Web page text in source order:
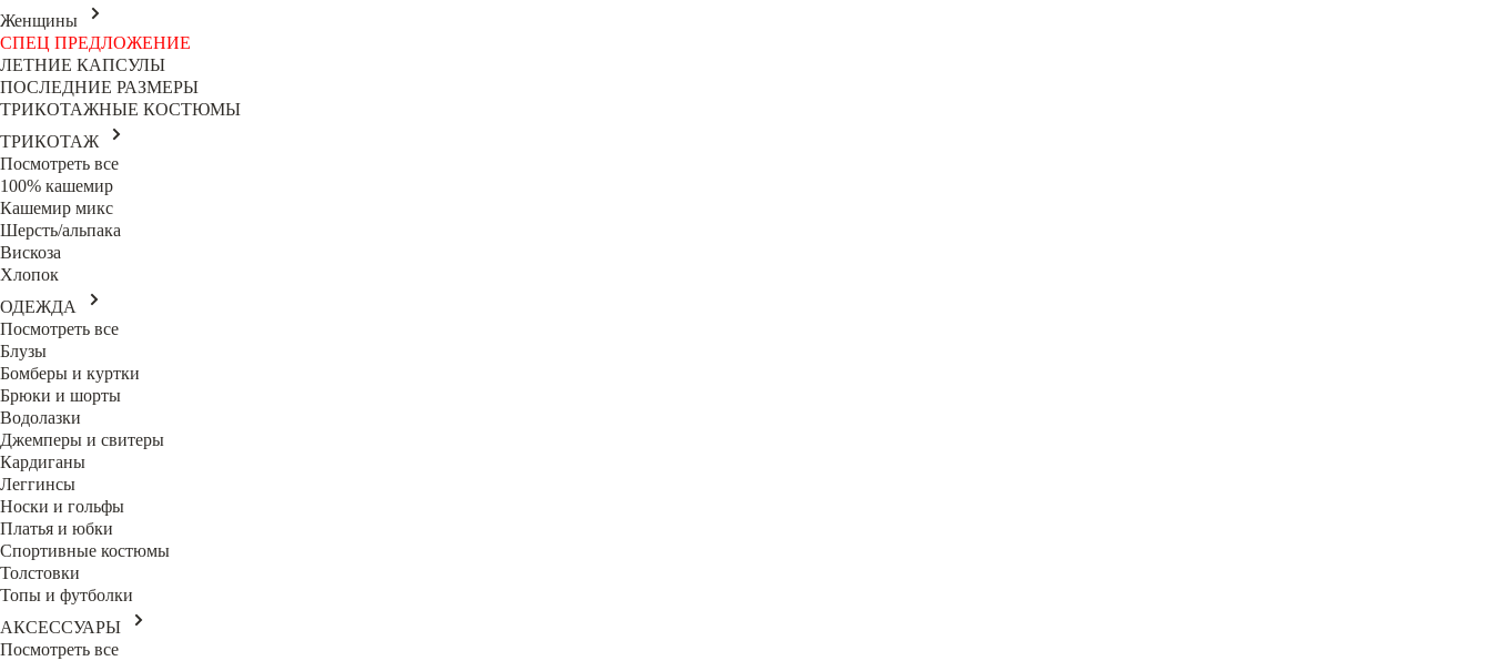
Женщины
СПЕЦ ПРЕДЛОЖЕНИЕ
ЛЕТНИЕ КАПСУЛЫ
ПОСЛЕДНИЕ РАЗМЕРЫ
ТРИКОТАЖНЫЕ КОСТЮМЫ
ТРИКОТАЖ
Посмотреть все
100% кашемир
Кашемир микс
Шерсть/альпака
Вискоза
Хлопок
ОДЕЖДА
Посмотреть все
Блузы
Бомберы и куртки
Брюки и шорты
Водолазки
Джемперы и свитеры
Кардиганы
Леггинсы
Носки и гольфы
Платья и юбки
Спортивные костюмы
Толстовки
Топы и футболки
АКСЕССУАРЫ
Посмотреть все